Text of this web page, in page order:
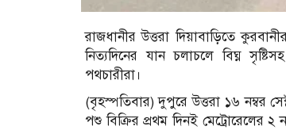
রাজধানীর উত্তরা দিয়াবাড়িতে
নিত্যদিনের যান চলাচলে বিঘ্ন
পথচারীরা।
(বৃহস্পতিবার) দুপুরে উত্তরা ১৬ নম্বর
পশু বিক্রির প্রথম দিনই মেট্রোরেলের ২